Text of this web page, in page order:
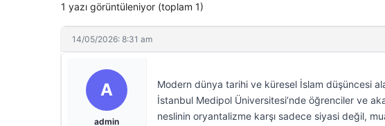
1 yazı görüntüleniyor (toplam 1)
14/05/2026: 8:31 am
A
admin
Modern dünya tarihi ve küresel İslam düşüncesi
İstanbul Medipol Üniversitesi’nde öğrenciler ve
neslinin oryantalizme karşı sadece siyasi değil,